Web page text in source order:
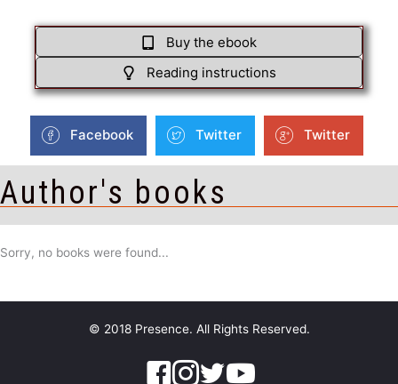
Buy the ebook
Reading instructions
Facebook Twitter Twitter
Author's books
Sorry, no books were found...
© 2018 Presence. All Rights Reserved.